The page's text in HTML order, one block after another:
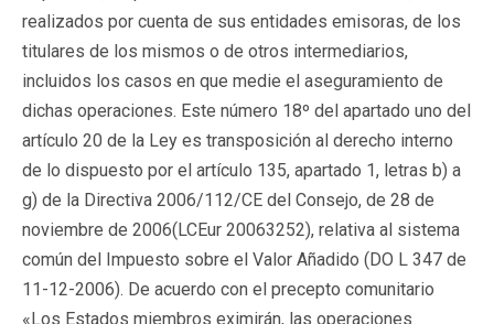
realizados por cuenta de sus entidades emisoras, de los
titulares de los mismos o de otros intermediarios,
incluidos los casos en que medie el aseguramiento de
dichas operaciones. Este número 18º del apartado uno del
artículo 20 de la Ley es transposición al derecho interno
de lo dispuesto por el artículo 135, apartado 1, letras b) a
g) de la Directiva 2006/112/CE del Consejo, de 28 de
noviembre de 2006(LCEur 20063252), relativa al sistema
común del Impuesto sobre el Valor Añadido (DO L 347 de
11-12-2006). De acuerdo con el precepto comunitario
«Los Estados miembros eximirán, las operaciones